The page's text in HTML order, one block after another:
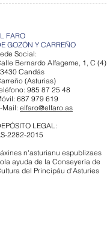
FARO
GOZÓN Y CARREÑO
Social:
Bernardo Alfageme, 1, C (4)
Candás
(Asturias)
985 87 25 48
687 979 619
Mail:elfaro@elfaro.as
LEGAL:
2282-2015
n'asturianu espublizaes
ayuda de la Conseyería de
del Principáu d'Asturies